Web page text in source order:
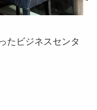
たビジネスセンタ